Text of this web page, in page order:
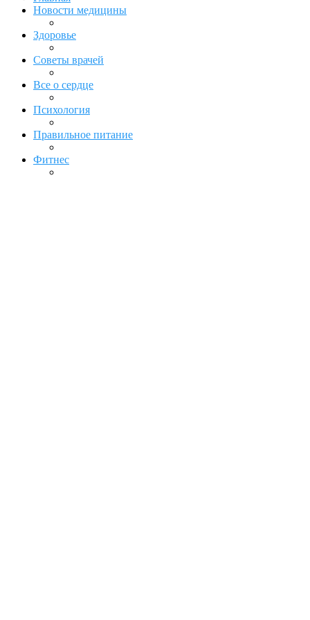
Новости медицины
Здоровье
Советы врачей
Все о сердце
Психология
Правильное питание
Фитнес